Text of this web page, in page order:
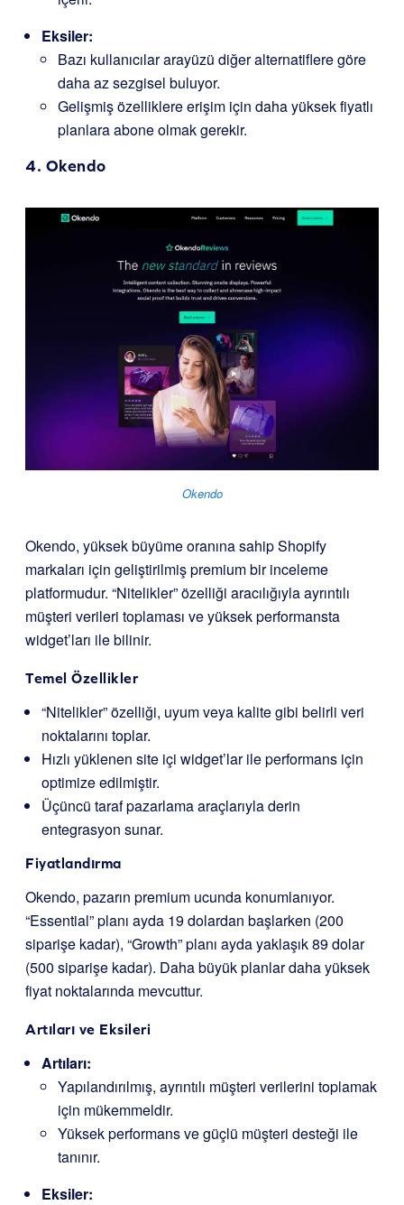
Eksiler:
Bazı kullanıcılar arayüzü diğer alternatiflere göre
daha az sezgisel buluyor.
Gelişmiş özelliklere erişim için daha yüksek fiyatlı
planlara abone olmak gerekir.
4. Okendo
Okendo
Okendo, yüksek büyüme oranına sahip Shopify
markaları için geliştirilmiş premium bir inceleme
platformudur. “Nitelikler” özelliği aracılığıyla ayrıntılı
müşteri verileri toplaması ve yüksek performansta
widget’ları ile bilinir.
Temel Özellikler
“Nitelikler” özelliği, uyum veya kalite gibi belirli veri
noktalarını toplar.
Hızlı yüklenen site içi widget’lar ile performans için
optimize edilmiştir.
Üçüncü taraf pazarlama araçlarıyla derin
entegrasyon sunar.
Fiyatlandırma
Okendo, pazarın premium ucunda konumlanıyor.
“Essential” planı ayda 19 dolardan başlarken (200
siparişe kadar), “Growth” planı ayda yaklaşık 89 dolar
(500 siparişe kadar). Daha büyük planlar daha yüksek
fiyat noktalarında mevcuttur.
Artıları ve Eksileri
Artıları:
Yapılandırılmış, ayrıntılı müşteri verilerini toplamak
için mükemmeldir.
Yüksek performans ve güçlü müşteri desteği ile
tanınır.
Eksiler: